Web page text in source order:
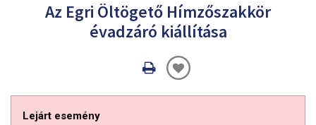
Az Egri Öltögető Hímzőszakkör
évadzáró kiállítása
Oldal
Lejárt esemény